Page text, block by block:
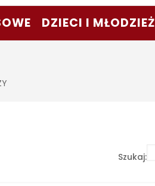
DZIECI I MŁODZIEŻ
Szukaj: